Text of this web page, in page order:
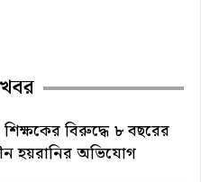
শিক্ষকের বিরুদ্ধে ৮ বছরের
হয়রানির অভিযোগ